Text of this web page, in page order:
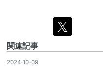
関連記事
2024-10-09